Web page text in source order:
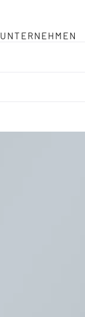
UNTERNEHMEN